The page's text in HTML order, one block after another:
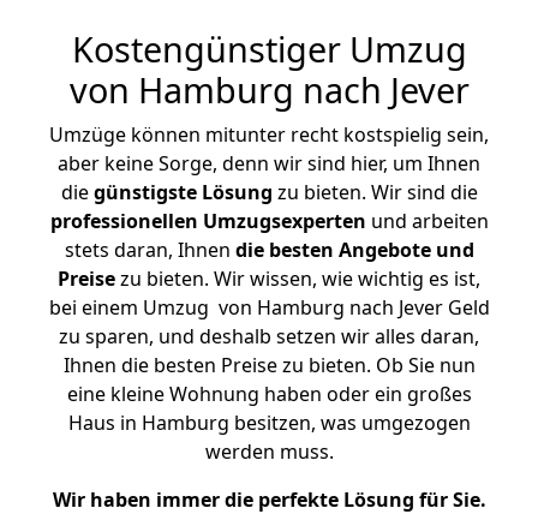
Kostengünstiger Umzug
von Hamburg nach Jever
Umzüge können mitunter recht kostspielig sein,
aber keine Sorge, denn wir sind hier, um Ihnen
diegünstigste Lösung zu bieten. Wir sind die
professionellen Umzugsexperten und arbeiten
stets daran, Ihnen die besten Angebote und
Preisezu bieten. Wir wissen, wie wichtig es ist,
bei einem Umzug von Hamburg nach Jever Geld
zu sparen, und deshalb setzen wir alles daran,
Ihnen die besten Preise zu bieten. Ob Sie nun
eine kleine Wohnung haben oder ein großes
Haus in Hamburg besitzen, was umgezogen
werden muss.
Wir haben immer die perfekte Lösung für Sie.